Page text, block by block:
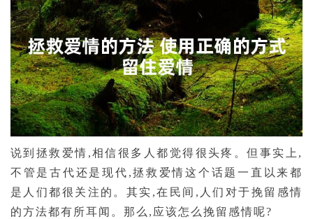
说到拯救爱情,相信很多人都觉得很头疼。但事实上,
不管是古代还是现代,拯救爱情这个话题一直以来都
是人们都很关注的。其实,在民间,人们对于挽留感情
的方法都有所耳闻。那么,应该怎么挽留感情呢?